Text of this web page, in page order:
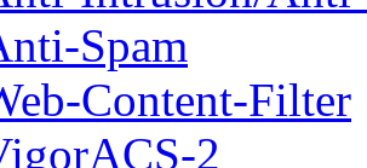
Spam
Content-Filter
2